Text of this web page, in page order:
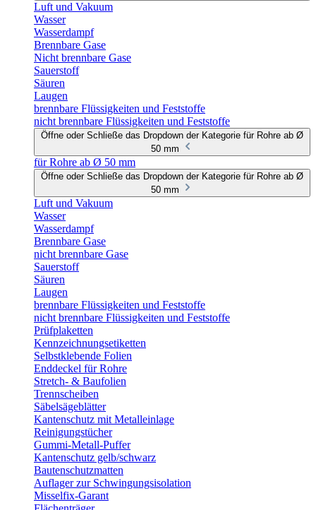
Luft und Vakuum
Wasser
Wasserdampf
Brennbare Gase
Nicht brennbare Gase
Sauerstoff
Säuren
Laugen
brennbare Flüssigkeiten und Feststoffe
nicht brennbare Flüssigkeiten und Feststoffe
Öffne oder Schließe das Dropdown der Kategorie für Rohre ab Ø
50 mm
für Rohre ab Ø 50 mm
Öffne oder Schließe das Dropdown der Kategorie für Rohre ab Ø
50 mm
Luft und Vakuum
Wasser
Wasserdampf
Brennbare Gase
nicht brennbare Gase
Sauerstoff
Säuren
Laugen
brennbare Flüssigkeiten und Feststoffe
nicht brennbare Flüssigkeiten und Feststoffe
Prüfplaketten
Kennzeichnungsetiketten
Selbstklebende Folien
Enddeckel für Rohre
Stretch- & Baufolien
Trennscheiben
Säbelsägeblätter
Kantenschutz mit Metalleinlage
Reinigungstücher
Gummi-Metall-Puffer
Kantenschutz gelb/schwarz
Bautenschutzmatten
Auflager zur Schwingungsisolation
Misselfix-Garant